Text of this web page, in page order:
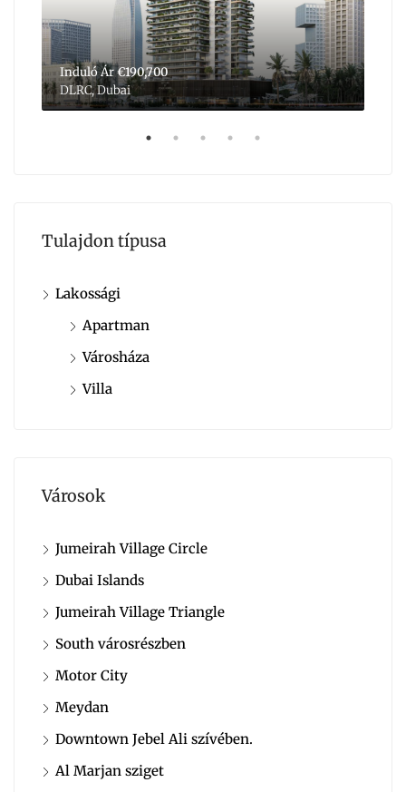
Induló Ár€190,700
DLRC, Dubai
Tulajdon típusa
Lakossági
Apartman
Városháza
Villa
Városok
Jumeirah Village Circle
Dubai Islands
Jumeirah Village Triangle
South városrészben
Motor City
Meydan
Downtown Jebel Ali szívében.
Al Marjan sziget